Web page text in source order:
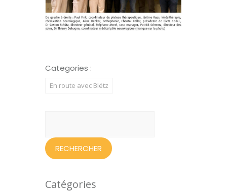
Categories :
En route avec Blëtz
Catégories